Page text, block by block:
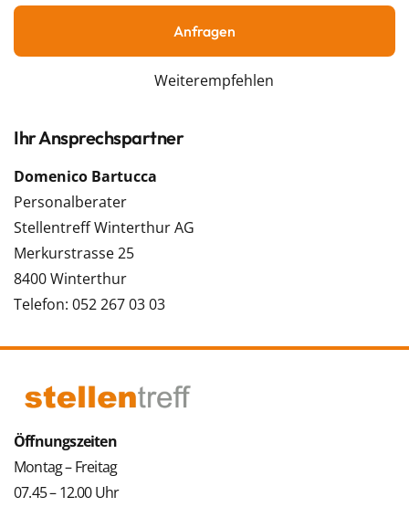
Anfragen
Weiterempfehlen
Ihr Ansprechspartner
Domenico Bartucca
Personalberater
Stellentreff Winterthur AG
Merkurstrasse 25
8400 Winterthur
Telefon: 052 267 03 03
Öffnungszeiten
Montag – Freitag
07.45 – 12.00 Uhr